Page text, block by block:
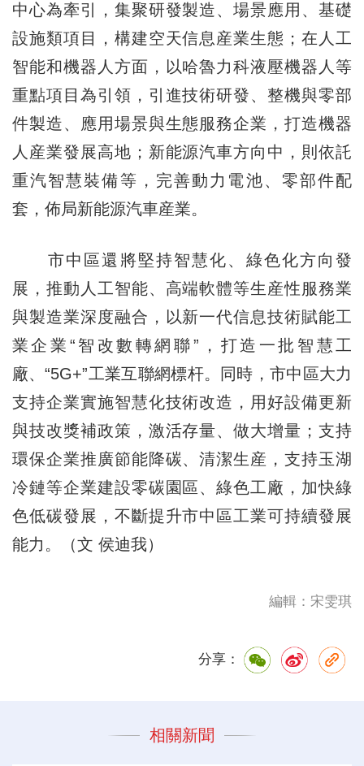
中心為牽引，集聚研發製造、場景應用、基礎
設施類項目，構建空天信息産業生態；在人工
智能和機器人方面，以哈魯力科液壓機器人等
重點項目為引領，引進技術研發、整機與零部
件製造、應用場景與生態服務企業，打造機器
人産業發展高地；新能源汽車方向中，則依託
重汽智慧裝備等，完善動力電池、零部件配
套，佈局新能源汽車産業。
市中區還將堅持智慧化、綠色化方向發
展，推動人工智能、高端軟體等生産性服務業
與製造業深度融合，以新一代信息技術賦能工
業企業“智改數轉網聯”，打造一批智慧工
廠、“5G+”工業互聯網標杆。同時，市中區大力
支持企業實施智慧化技術改造，用好設備更新
與技改獎補政策，激活存量、做大增量；支持
環保企業推廣節能降碳、清潔生産，支持玉湖
冷鏈等企業建設零碳園區、綠色工廠，加快綠
色低碳發展，不斷提升市中區工業可持續發展
能力。（文 侯迪我）
編輯：宋雯琪
分享：
相關新聞